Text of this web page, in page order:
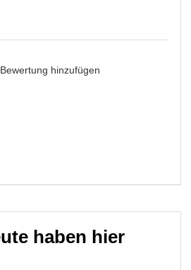
Bewertung hinzufügen
haben hier